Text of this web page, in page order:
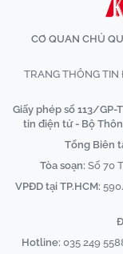
CƠ QUAN CHỦ
TRANG THÔNG TIN
Giấy phép số 113/
tin điện tử - Bộ
Tổng Biên
Tòa soạn: Số 70
VPĐD tại TP.HCM:
Hotline: 035 249